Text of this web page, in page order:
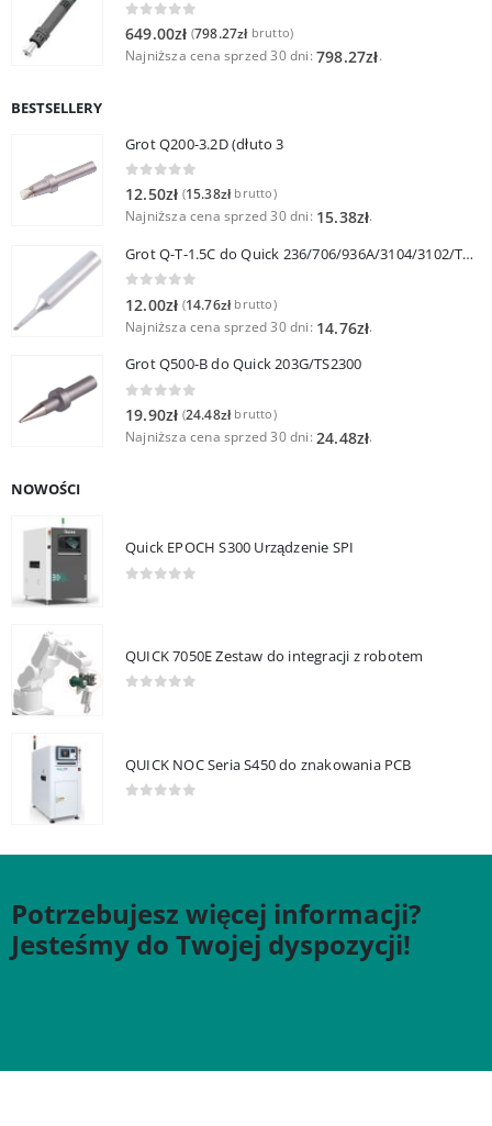
649.00zł (798.27złbrutto)
Najniższa cena sprzed 30 dni: 798.27zł.
BESTSELLERY
Grot Q200-3.2D (dłuto 3
0out of 5
12.50zł (15.38złbrutto)
Najniższa cena sprzed 30 dni: 15.38zł.
Grot Q-T-1.5C do Quick 236/706/936A/3104/3102/TS1100
12.00zł (14.76złbrutto)
Najniższa cena sprzed 30 dni: 14.76zł.
Grot Q500-B do Quick 203G/TS2300
0out of 5
19.90zł (24.48złbrutto)
Najniższa cena sprzed 30 dni: 24.48zł.
NOWOŚCI
Quick EPOCH S300 Urządzenie SPI
QUICK 7050E Zestaw do integracji z robotem
QUICK NOC Seria S450 do znakowania PCB
Potrzebujesz więcej informacji?
Jesteśmy do Twojej dyspozycji!